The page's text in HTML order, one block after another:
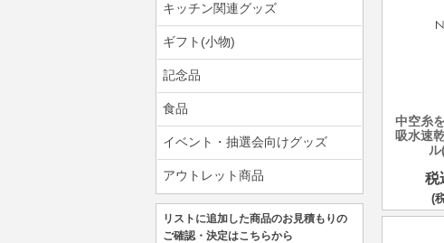
キッチン関連グッズ
ギフト(小物)
記念品
食品
イベント・抽選会向けグッズ
アウトレット商品
リストに追加した商品のお見積もりの
ご確認・決定はこちらから
中空糸
吸水速
税
(